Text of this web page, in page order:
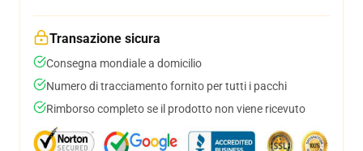
Transazione sicura
Consegna mondiale a domicilio
Numero di tracciamento fornito per tutti i pacchi
Rimborso completo se il prodotto non viene ricevuto